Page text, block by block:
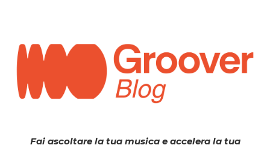
Fai ascoltare la tua musica e accelera la tua